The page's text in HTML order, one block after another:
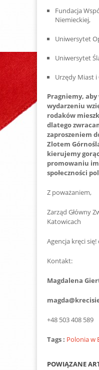
Fundacja
Niemieckiej,
Uniwersytet
Uniwersytet
Urzędy Miast
Pragniemy,
wydarzeniu
rodaków
dlatego
zaproszeniem
Zlotem
kierujemy
promowaniu
społeczności
Z poważaniem,
Zarząd Główny
Katowicach
Agencja kręci
Kontakt:
Magdalena
+48 503 408 589
Tags : Polonia w
POWIĄZANE